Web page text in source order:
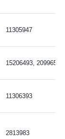
11305947
15206493, 2099650,
11306393
2813983